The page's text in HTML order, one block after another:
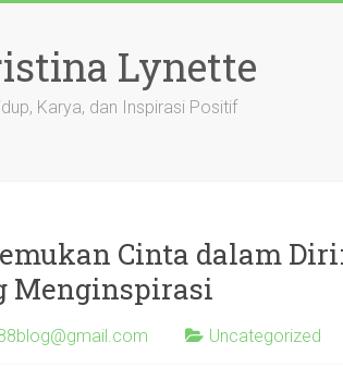
Lynette
Karya, dan Inspirasi Positif
Cinta dalam
Menginspirasi
Uncategorized